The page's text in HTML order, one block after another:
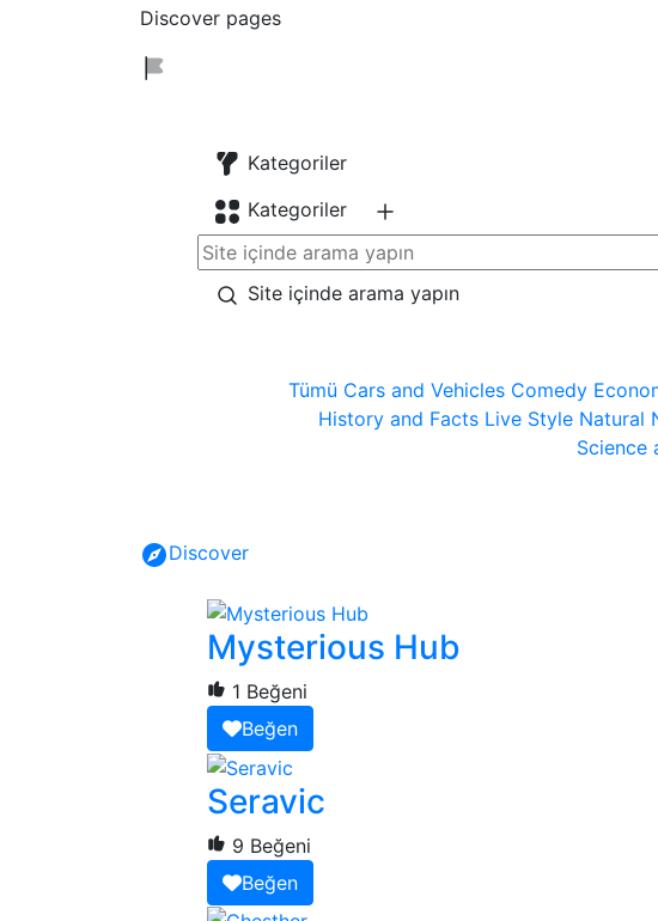
Discover pages
Kategoriler
Kategoriler
Site içinde arama yapın
Tümü Cars and Vehicles Comedy
History and Facts Live Style Natural
Science
Discover
Mysterious Hub
1 Beğeni
Beğen
Seravic
9 Beğeni
Beğen